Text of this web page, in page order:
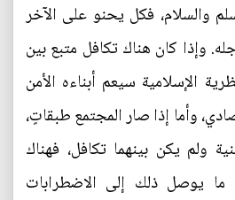
والسلام، فكل يحنو على الآخر
وإذا كان هناك تكافل متبع بين
الإسلامية سيعم أبناءه الأمن
وأما إذا صار المجتمع طبقاتٍ،
ولم يكن بينهما تكافل، فهناك
ما يوصل ذلك إلى الاضطرابات